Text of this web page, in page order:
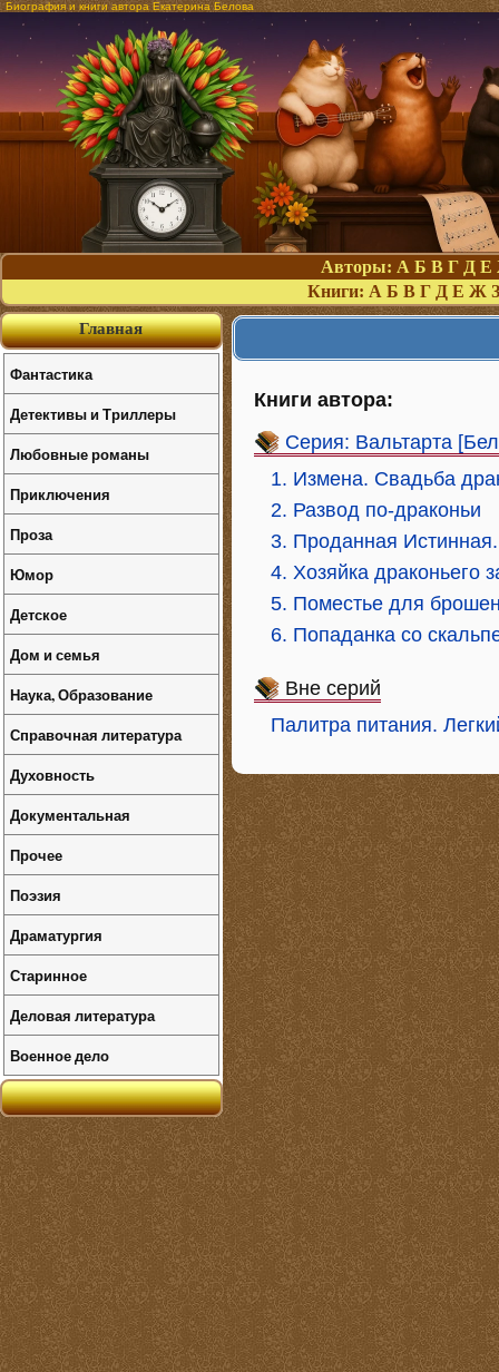
Биография и книги автора Екатерина Белова
Авторы: А Б В Г Д Е
Книги: А Б В Г Д Е Ж З
Книги автора:
Серия: Вальтарта
1. Измена. Свадьба
2. Развод по-драконьи
3. Проданная
4. Хозяйка драконьего
5. Поместье для
6. Попаданка со
Вне серий
Палитра питания.
Главная
Фантастика
Детективы и Триллеры
Любовные романы
Приключения
Проза
Юмор
Детское
Дом и семья
Наука, Образование
Справочная литература
Духовность
Документальная
Прочее
Поэзия
Драматургия
Старинное
Деловая литература
Военное дело